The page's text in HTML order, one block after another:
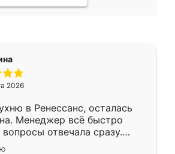
2026
в Ренессанс, осталась
Менеджер всё быстро
вопросы отвечала сразу.
в субботу, подошёл к